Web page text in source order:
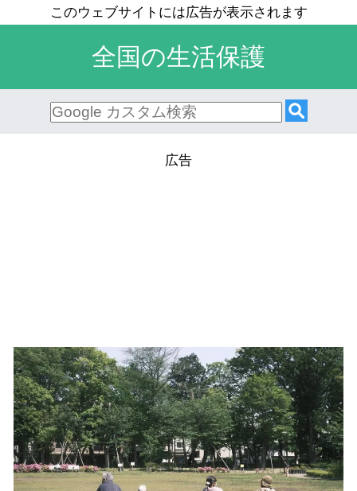
全国の生活保護